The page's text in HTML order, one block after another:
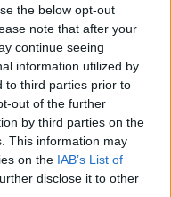
the below opt-out
note that after your
continue seeing
information utilized by
to third parties prior to
out of the further
by third parties on the
This information may
on the IAB’s List of
disclose it to other